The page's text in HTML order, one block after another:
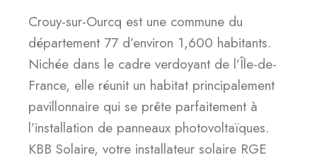
Crouy-sur-Ourcq est une commune du
département 77 d’environ 1,600 habitants.
Nichée dans le cadre verdoyant de l’Île-de-
France, elle réunit un habitat principalement
pavillonnaire qui se prête parfaitement à
l’installation de panneaux photovoltaïques.
KBB Solaire, votre installateur solaire RGE